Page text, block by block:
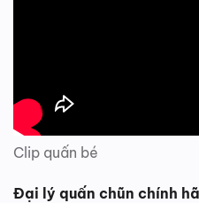
Clip quấn bé
Đại lý quấn chũn chính